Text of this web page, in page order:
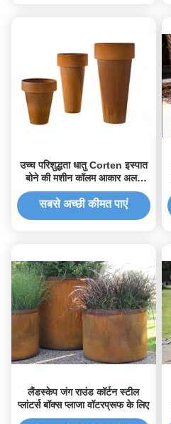
उच्च परिशुद्धता धातु Corten इस्पात
बोने की मशीन कॉलम आकार अलग
आकार
सबसे अच्छी कीमत पाएं
लैंडस्केप जंग राउंड कॉर्टन स्टील
प्लांटर्स बॉक्स प्लाजा वॉटरप्रूफ के लिए